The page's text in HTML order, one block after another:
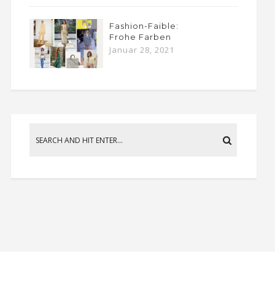
Fashion-Faible:
Frohe Farben
Januar 28, 2021